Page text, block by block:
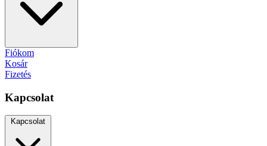
Fiókom
Kosár
Fizetés
Kapcsolat
Kapcsolat